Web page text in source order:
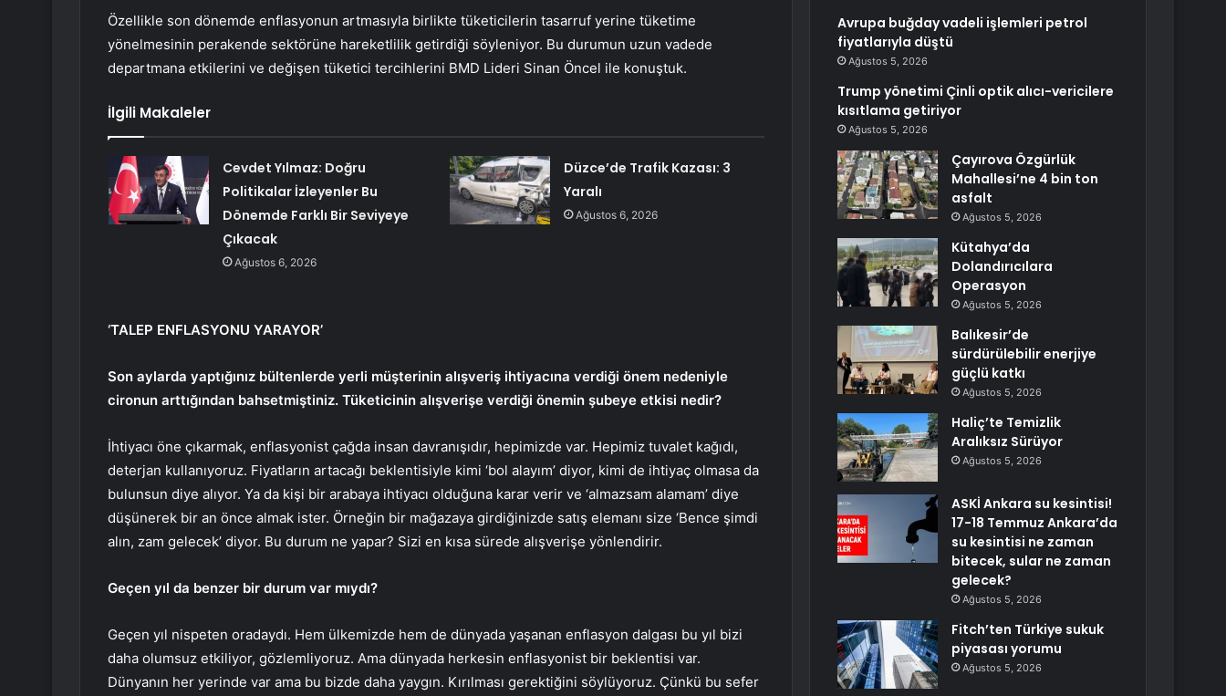
Özellikle son dönemde enflasyonun artmasıyla birlikte tüketicilerin tasarruf yerine tüketime
yönelmesinin perakende sektörüne hareketlilik getirdiği söyleniyor. Bu durumun uzun vadede
departmana etkilerini ve değişen tüketici tercihlerini BMD Lideri Sinan Öncel ile konuştuk.
İlgili Makaleler
Cevdet Yılmaz: Doğru
Politikalar İzleyenler Bu
Dönemde Farklı Bir Seviyeye
Çıkacak
Ağustos 6, 2026
Düzce’de Trafik Kazası: 3
Yaralı
Ağustos 6, 2026
‘TALEP ENFLASYONU YARAYOR’
Son aylarda yaptığınız bültenlerde yerli müşterinin alışveriş ihtiyacına verdiği önem nedeniyle
cironun arttığından bahsetmiştiniz. Tüketicinin alışverişe verdiği önemin şubeye etkisi nedir?
İhtiyacı öne çıkarmak, enflasyonist çağda insan davranışıdır, hepimizde var. Hepimiz tuvalet kağıdı,
deterjan kullanıyoruz. Fiyatların artacağı beklentisiyle kimi ‘bol alayım’ diyor, kimi de ihtiyaç olmasa da
bulunsun diye alıyor. Ya da kişi bir arabaya ihtiyacı olduğuna karar verir ve ‘almazsam alamam’ diye
düşünerek bir an önce almak ister. Örneğin bir mağazaya girdiğinizde satış elemanı size ‘Bence şimdi
alın, zam gelecek’ diyor. Bu durum ne yapar? Sizi en kısa sürede alışverişe yönlendirir.
Geçen yıl da benzer bir durum var mıydı?
Geçen yıl nispeten oradaydı. Hem ülkemizde hem de dünyada yaşanan enflasyon dalgası bu yıl bizi
daha olumsuz etkiliyor, gözlemliyoruz. Ama dünyada herkesin enflasyonist bir beklentisi var.
Dünyanın her yerinde var ama bu bizde daha yaygın. Kırılması gerektiğini söylüyoruz. Çünkü bu sefer
Avrupa buğday vadeli işlemleri petrol
fiyatlarıyla düştü
Ağustos 5, 2026
Trump yönetimi Çinli optik alıcı-vericilere
kısıtlama getiriyor
Ağustos 5, 2026
Çayırova Özgürlük
Mahallesi’ne 4 bin ton
asfalt
Ağustos 5, 2026
Kütahya’da
Dolandırıcılara
Operasyon
Ağustos 5, 2026
Balıkesir’de
sürdürülebilir enerjiye
güçlü katkı
Ağustos 5, 2026
Haliç’te Temizlik
Aralıksız Sürüyor
Ağustos 5, 2026
ASKİ Ankara su kesintisi!
17-18 Temmuz Ankara’da
su kesintisi ne zaman
bitecek, sular ne zaman
gelecek?
Ağustos 5, 2026
Fitch’ten Türkiye sukuk
piyasası yorumu
Ağustos 5, 2026